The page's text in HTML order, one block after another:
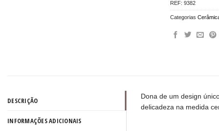
REF:9382
Categorias
DESCRIÇÃO
INFORMAÇÕES ADICIONAIS
Dona de um design
delicadeza na medida